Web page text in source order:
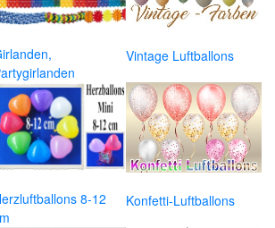
Vintage Luftballons
8-12
Konfetti-Luftballons